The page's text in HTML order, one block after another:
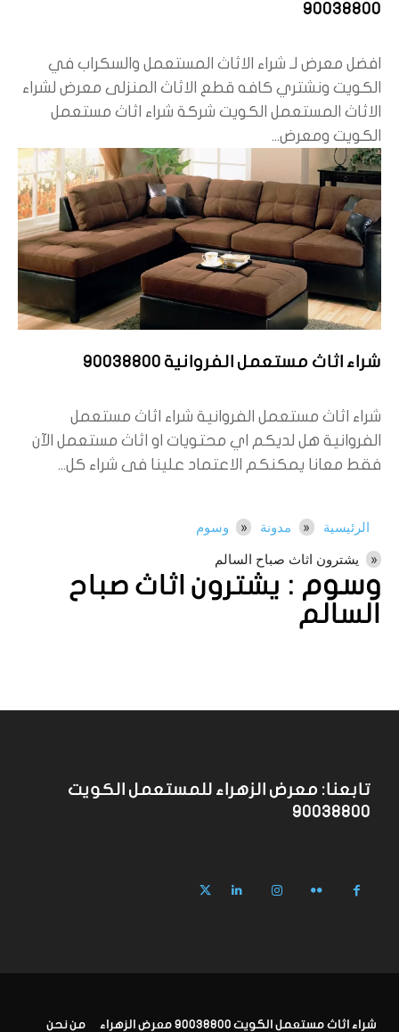
وسوم : يشترون اثاث صباح
السالم
الرئيسية مدونة
وسوم
يشترون اثاث صباح السالم
90038800
افضل معرض لـ شراء الاثاث المستعمل والسكراب في
الكويت ونشتري كافه قطع الاثاث المنزلى معرض لشراء
الاثاث المستعمل الكويت شركة شراء اثاث مستعمل
الكويت ومعرض...
شراء اثاث مستعمل الفروانية 90038800
شراء اثاث مستعمل الفروانية شراء اثاث مستعمل
الفروانية هل لديكم اي محتويات او اثاث مستعمل الآن
فقط معانا يمكنكم الاعتماد علينا فى شراء كل...
تابعنا: معرض الزهراء للمستعمل الكويت
90038800
شراء اثاث مستعمل الكويت 90038800 معرض الزهراء من نحن